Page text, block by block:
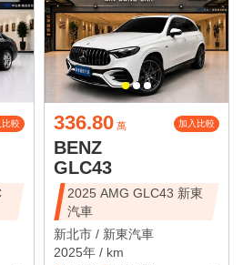
較 336.80 萬 加入比較
BENZ
GLC43
2025 AMG GLC43 新東
汽車
新北市 / 新東汽車
2025年 / km